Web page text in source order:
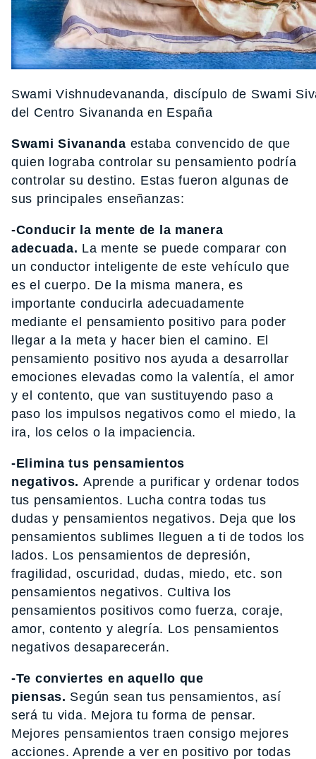
Swami Vishnudevananda, discípulo de Swami
del Centro Sivananda en España
Swami Sivananda estaba convencido de que
quien lograba controlar su pensamiento podría
controlar su destino. Estas fueron algunas de
sus principales enseñanzas:
-Conducir la mente de la manera
adecuada. La mente se puede comparar con
un conductor inteligente de este vehículo que
es el cuerpo. De la misma manera, es
importante conducirla adecuadamente
mediante el pensamiento positivo para poder
llegar a la meta y hacer bien el camino. El
pensamiento positivo nos ayuda a desarrollar
emociones elevadas como la valentía, el amor
y el contento, que van sustituyendo paso a
paso los impulsos negativos como el miedo, la
ira, los celos o la impaciencia.
-Elimina tus pensamientos
negativos. Aprende a purificar y ordenar todos
tus pensamientos. Lucha contra todas tus
dudas y pensamientos negativos. Deja que los
pensamientos sublimes lleguen a ti de todos los
lados. Los pensamientos de depresión,
fragilidad, oscuridad, dudas, miedo, etc. son
pensamientos negativos. Cultiva los
pensamientos positivos como fuerza, coraje,
amor, contento y alegría. Los pensamientos
negativos desaparecerán.
-Te conviertes en aquello que
piensas. Según sean tus pensamientos, así
será tu vida. Mejora tu forma de pensar.
Mejores pensamientos traen consigo mejores
acciones. Aprende a ver en positivo por todas